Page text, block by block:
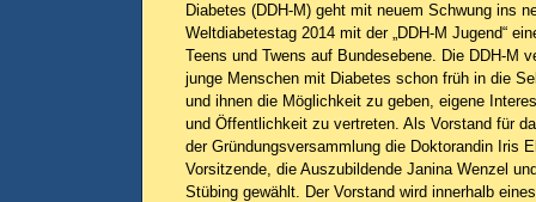
Diabetes (DDH-M) geht mit neuem Schwung ins
Weltdiabetestag 2014 mit der „DDH-M Jugend“
Teens und Twens auf Bundesebene. Die DDH-M
junge Menschen mit Diabetes schon früh in die
und ihnen die Möglichkeit zu geben, eigene
und Öffentlichkeit zu vertreten. Als Vorstand für
der Gründungsversammlung die Doktorandin Iris
Vorsitzende, die Auszubildende Janina Wenzel
Stübing gewählt. Der Vorstand wird innerhalb